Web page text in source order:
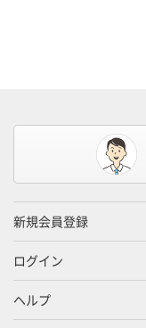
新規会員登録
ログイン
ヘルプ